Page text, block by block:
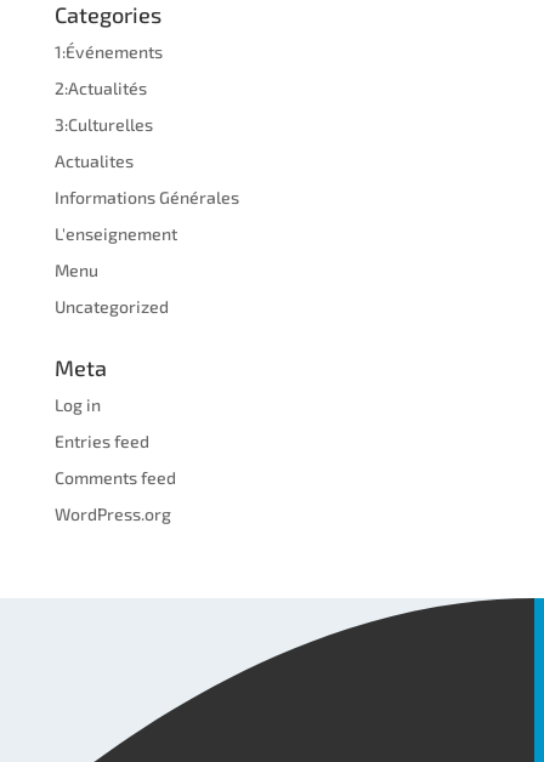
Categories
1:Événements
2:Actualités
3:Culturelles
Actualites
Informations Générales
L'enseignement
Menu
Uncategorized
Meta
Log in
Entries feed
Comments feed
WordPress.org